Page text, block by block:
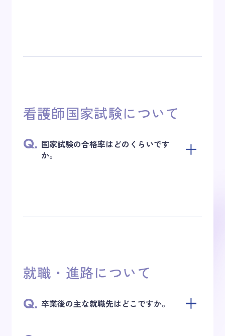
看護師国家試験について
Q. 国家試験の合格率はどのくらいです
か。
就職・進路について
Q. 卒業後の主な就職先はどこですか。